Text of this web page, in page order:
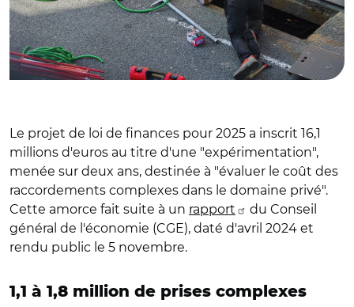
Le projet de loi de finances pour 2025 a inscrit 16,1
millions d'euros au titre d'une "expérimentation",
menée sur deux ans, destinée à "évaluer le coût des
raccordements complexes dans le domaine privé".
Cette amorce fait suite à un rapport
du Conseil
général de l'économie (CGE), daté d'avril 2024 et
rendu public le 5 novembre.
1,1 à 1,8 million de prises complexes